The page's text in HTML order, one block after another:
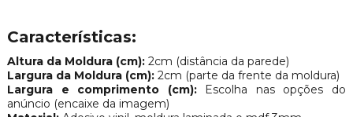
Características:
Altura da Moldura (cm):2cm (distância da parede)
Largura da Moldura (cm):2cm (parte da frente da moldura)
Largura e comprimento (cm):Escolha nas opções do
anúncio (encaixe da imagem)